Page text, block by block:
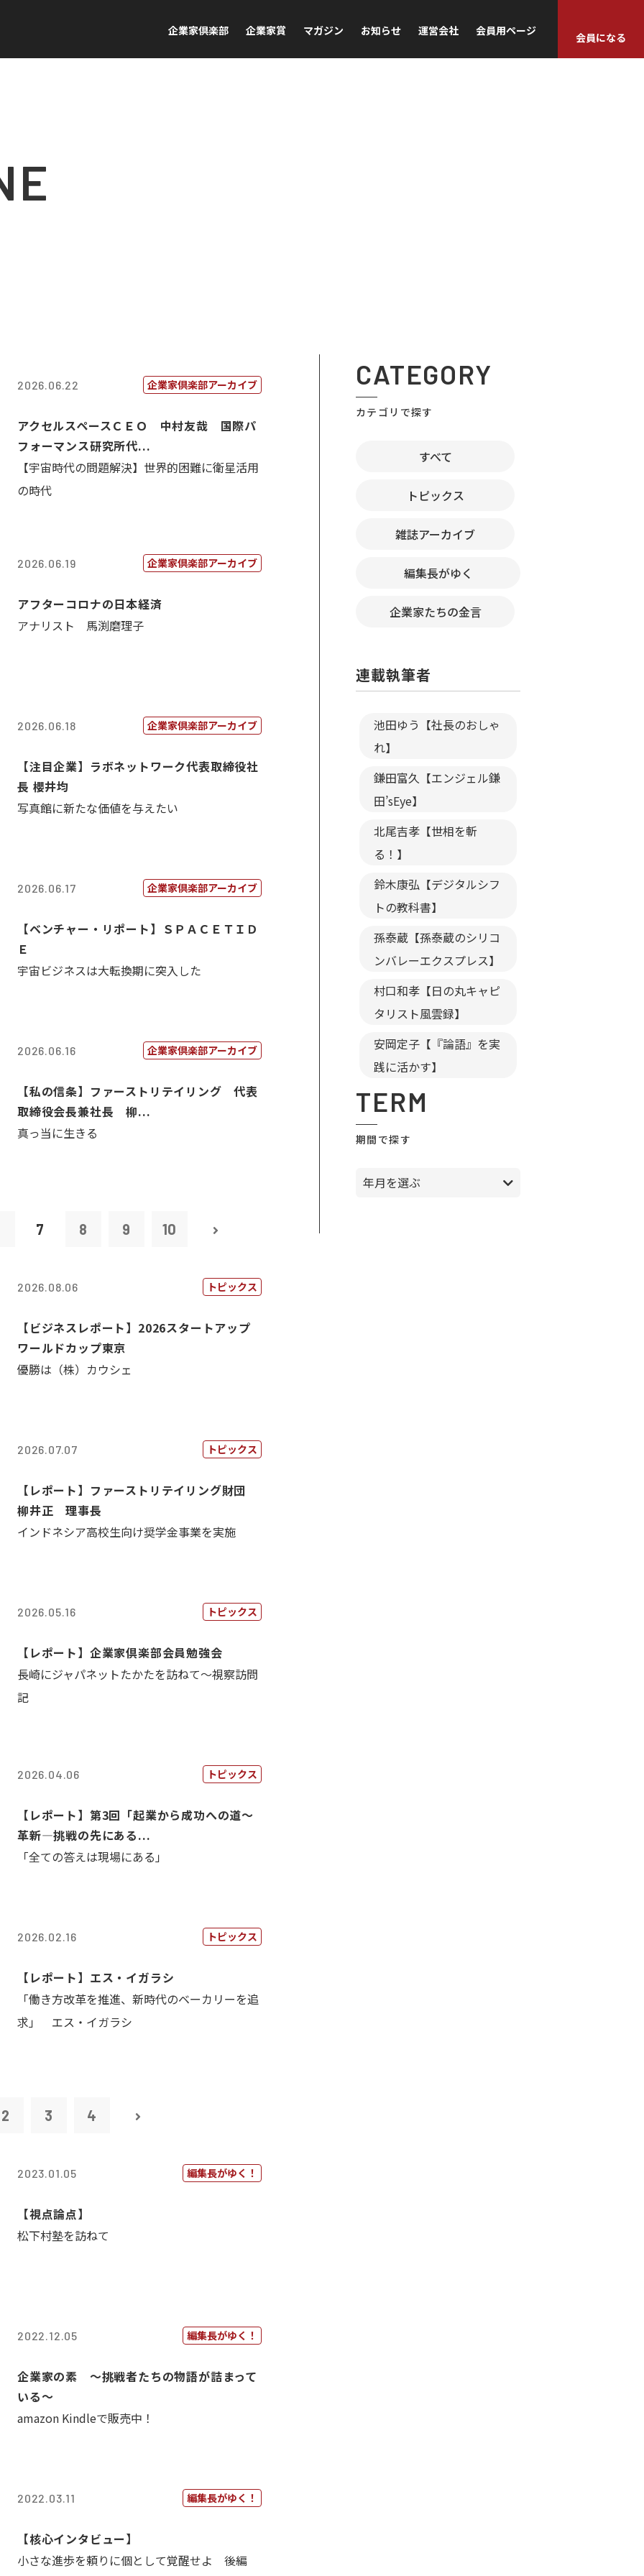
企業家倶楽部 企業家賞 マガジン お知らせ 運営会社 会員用ページ
会員になる
2026.06.22 企業家倶楽部アーカイブ
アクセルスペースＣＥＯ 中村友哉 国際パ
フォーマンス研究所代...
【宇宙時代の問題解決】世界的困難に衛星活用
の時代
2026.06.19 企業家倶楽部アーカイブ
アフターコロナの日本経済
アナリスト 馬渕磨理子
2026.06.18 企業家倶楽部アーカイブ
【注目企業】ラボネットワーク代表取締役社
長 櫻井均
写真館に新たな価値を与えたい
2026.06.17 企業家倶楽部アーカイブ
【ベンチャー・リポート】ＳＰＡＣＥＴＩＤ
Ｅ
宇宙ビジネスは大転換期に突入した
2026.06.16 企業家倶楽部アーカイブ
【私の信条】ファーストリテイリング 代表
取締役会長兼社長 柳...
真っ当に生きる
7 8 9 10
2026.08.06 トピックス
【ビジネスレポート】2026スタートアップ
ワールドカップ東京
優勝は（株）カウシェ
2026.07.07 トピックス
【レポート】ファーストリテイリング財団
柳井正 理事長
インドネシア高校生向け奨学金事業を実施
2026.05.16 トピックス
【レポート】企業家倶楽部会員勉強会
長崎にジャパネットたかたを訪ねて～視察訪問
記
2026.04.06 トピックス
【レポート】第3回「起業から成功への道～
革新―挑戦の先にある...
「全ての答えは現場にある」
2026.02.16 トピックス
【レポート】エス・イガラシ
「働き方改革を推進、新時代のベーカリーを追
求」 エス・イガラシ
2 3 4
2023.01.05 編集長がゆく！
【視点論点】
松下村塾を訪ねて
2022.12.05 編集長がゆく！
企業家の素 〜挑戦者たちの物語が詰まって
いる〜
amazon Kindleで販売中！
2022.03.11 編集長がゆく！
【核心インタビュー】
小さな進歩を頼りに個として覚醒せよ 後編
CATEGORY
カテゴリで探す
すべて
トピックス
雑誌アーカイブ
編集長がゆく
企業家たちの金言
連載執筆者
池田ゆう【社長のおしゃ
れ】
鎌田富久【エンジェル鎌
田’sEye】
北尾吉孝【世相を斬
る！】
鈴木康弘【デジタルシフ
トの教科書】
孫泰蔵【孫泰蔵のシリコ
ンバレーエクスプレス】
村口和孝【日の丸キャピ
タリスト風雲録】
安岡定子【『論語』を実
践に活かす】
TERM
期間で探す
年月を選ぶ